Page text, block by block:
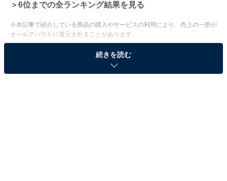
＞6位までの全ランキング結果を見る
※本記事で紹介している商品の購入やサービスの利用により、売上の一部が
オールアバウトに還元されることがあります。
2位：『冬のなんかさ、春のなんかね』／82票
続きを読む